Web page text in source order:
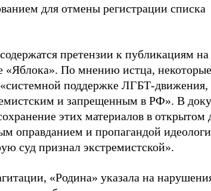
для отмены регистрации списка
претензии к публикациям на
«Яблока». По мнению истца,
«системной поддержке ЛГБТ-движения,
и запрещенным в РФ». В
этих материалов в открытом
оправданием и пропагандой
суд признал экстремистской».
«Родина» указала на